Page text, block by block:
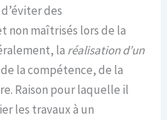
des
non maîtrisés lors de la
la réalisation d’un
la compétence, de la
Raison pour laquelle il
les travaux à un